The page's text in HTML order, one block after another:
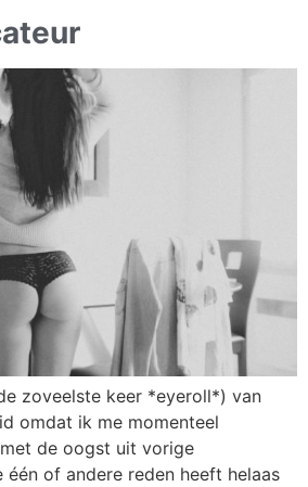
zoveelste keer *eyeroll*) van
omdat ik me momenteel
de oogst uit vorige
één of andere reden heeft helaas